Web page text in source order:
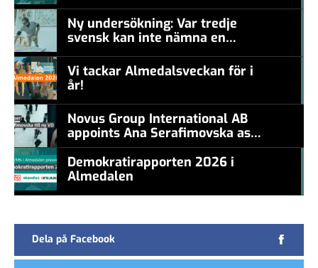
Ny undersökning: Var tredje
svensk kan inte nämna en
levande konstnär
Vi tackar Almedalsveckan för i
år!
Novus Group International AB
appoints Ana Serafimovska as
new CEO
Demokratirapporten 2026 i
Almedalen
Dela på Facebook